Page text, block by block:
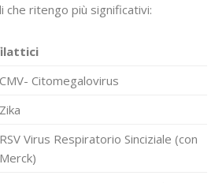
che ritengo più significativi:
CMV- Citomegalovirus
Zika
RSV Virus Respiratorio Sinciziale (con
Merck)